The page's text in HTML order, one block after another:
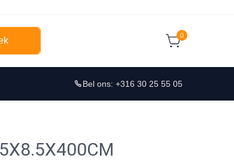
0
Bel ons: +316 30 25 55 05